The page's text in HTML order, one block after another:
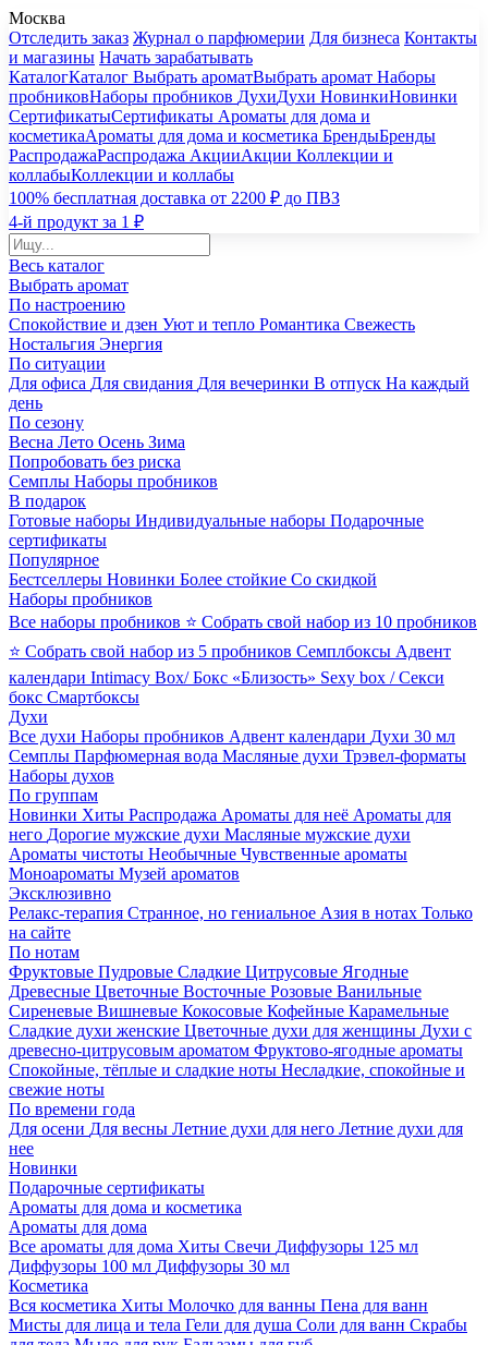
Москва
Отследить заказ Журнал о парфюмерии Для бизнеса Контакты
и магазины Начать зарабатывать
КаталогКаталог Выбрать ароматВыбрать аромат Наборы
пробниковНаборы пробников ДухиДухи НовинкиНовинки
СертификатыСертификаты Ароматы для дома и
косметикаАроматы для дома и косметика БрендыБренды
РаспродажаРаспродажа АкцииАкции Коллекции и
коллабыКоллекции и коллабы
100% бесплатная доставка от 2200 ₽ до ПВЗ
4-й продукт за 1 ₽
Весь каталог
Выбрать аромат
По настроению
Спокойствие и дзен Уют и тепло Романтика Свежесть
Ностальгия Энергия
По ситуации
Для офиса Для свидания Для вечеринки В отпуск На каждый
день
По сезону
Весна Лето Осень Зима
Попробовать без риска
Семплы Наборы пробников
В подарок
Готовые наборы Индивидуальные наборы Подарочные
сертификаты
Популярное
Бестселлеры Новинки Более стойкие Со скидкой
Наборы пробников
Все наборы пробников ⭐ Собрать свой набор из 10 пробников
⭐ Собрать свой набор из 5 пробников Семплбоксы Адвент
календари Intimacy Box/ Бокс «Близость» Sexy box / Секси
бокс Смартбоксы
Духи
Все духи Наборы пробников Адвент календари Духи 30 мл
Семплы Парфюмерная вода Масляные духи Трэвел-форматы
Наборы духов
По группам
Новинки Хиты Распродажа Ароматы для неё Ароматы для
него Дорогие мужские духи Масляные мужские духи
Ароматы чистоты Необычные Чувственные ароматы
Моноароматы Музей ароматов
Эксклюзивно
Релакс-терапия Странное, но гениальное Азия в нотах Только
на сайте
По нотам
Фруктовые Пудровые Сладкие Цитрусовые Ягодные
Древесные Цветочные Восточные Розовые Ванильные
Сиреневые Вишневые Кокосовые Кофейные Карамельные
Сладкие духи женские Цветочные духи для женщины Духи с
древесно-цитрусовым ароматом Фруктово-ягодные ароматы
Спокойные, тёплые и сладкие ноты Несладкие, спокойные и
свежие ноты
По времени года
Для осени Для весны Летние духи для него Летние духи для
нее
Новинки
Подарочные сертификаты
Ароматы для дома и косметика
Ароматы для дома
Все ароматы для дома Хиты Свечи Диффузоры 125 мл
Диффузоры 100 мл Диффузоры 30 мл
Косметика
Вся косметика Хиты Молочко для ванны Пена для ванн
Мисты для лица и тела Гели для душа Соли для ванн Скрабы